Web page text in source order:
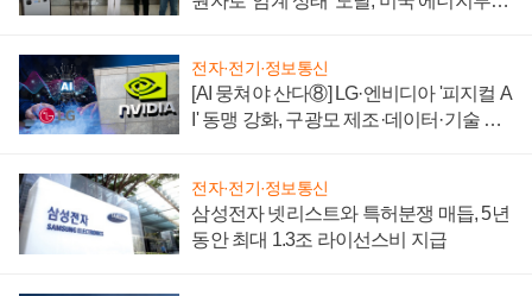
전자·전기·정보통신
[AI 뭉쳐야 산다⑧] LG·엔비디아 '피지컬 A
I' 동맹 강화, 구광모 제조·데이터·기술 결
전자·전기·정보통신
삼성전자 넷리스트와 특허분쟁 매듭, 5년
동안 최대 1.3조 라이선스비 지급